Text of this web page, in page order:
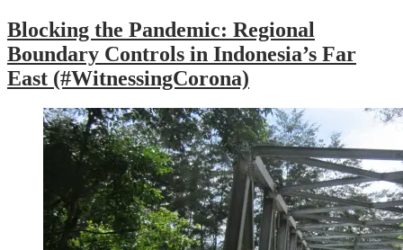
Blocking the Pandemic: Regional
Boundary Controls in Indonesia’s Far
East (#WitnessingCorona)